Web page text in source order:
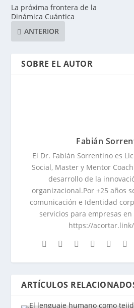
La próxima frontera de la
Dinámica Cuántica
ANTERIOR
SOBRE EL AUTOR
Fabián
El Dr. Fabián Sorrentino es
Social, Master y Mentor
desarrollo de la
organizacional.Por +25 años
comunicación e Identidad
servicios para empresas en
https://acortar.link/
ARTÍCULOS